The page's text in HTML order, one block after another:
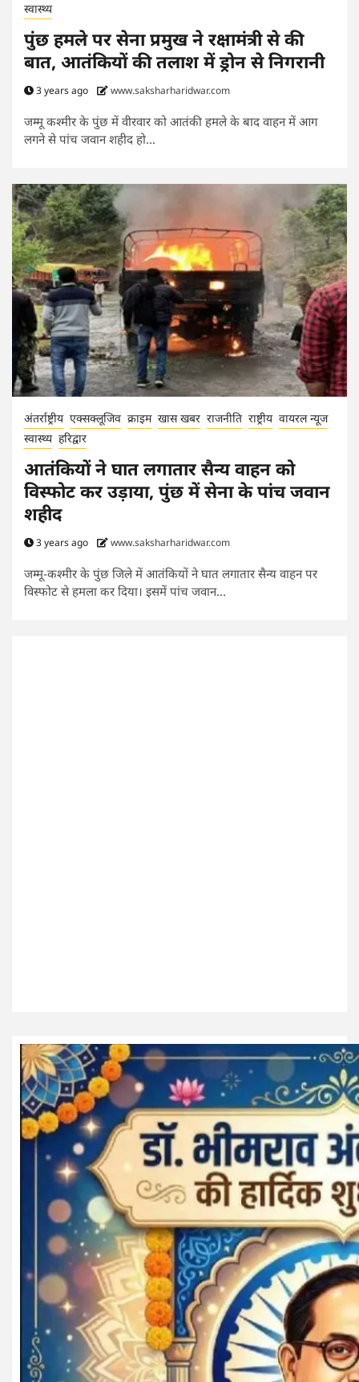
स्वास्थ्य
पुंछ हमले पर सेना प्रमुख ने रक्षामंत्री से की
बात, आतंकियों की तलाश में ड्रोन से निगरानी
3 years ago www.saksharharidwar.com
जम्मू कश्मीर के पुंछ में वीरवार को आतंकी हमले के बाद वाहन में आग
लगने से पांच जवान शहीद हो...
अंतर्राष्ट्रीय एक्सक्लूजिव क्राइम खास खबर राजनीति राष्ट्रीय वायरल न्यूज
स्वास्थ्य हरिद्वार
आतंकियों ने घात लगातार सैन्य वाहन को
विस्फोट कर उड़ाया, पुंछ में सेना के पांच जवान
शहीद
3 years ago www.saksharharidwar.com
जम्मू-कश्मीर के पुंछ जिले में आतंकियों ने घात लगातार सैन्य वाहन पर
विस्फोट से हमला कर दिया। इसमें पांच जवान...